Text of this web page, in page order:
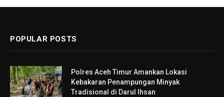
POPULAR POSTS
Polres Aceh Timur Amankan Lokasi
Kebakaran Penampungan Minyak
Tradisional di Darul Ihsan